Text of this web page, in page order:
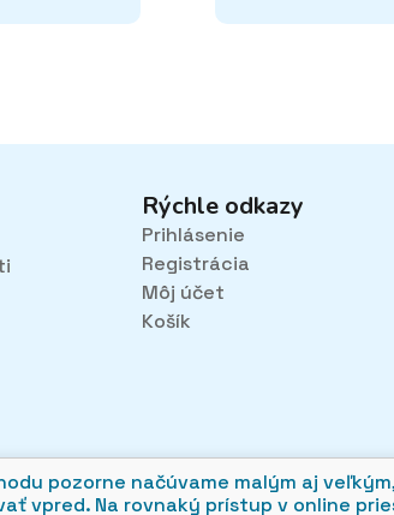
pozorne načúvame malým aj
vpred. Na rovnaký prístup v online
Rýchle odkazy
Prihlásenie
Registrácia
Môj účet
Košík